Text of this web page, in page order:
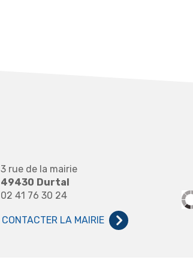
3 rue de la mairie
49430 Durtal
02 41 76 30 24
CONTACTER LA MAIRIE